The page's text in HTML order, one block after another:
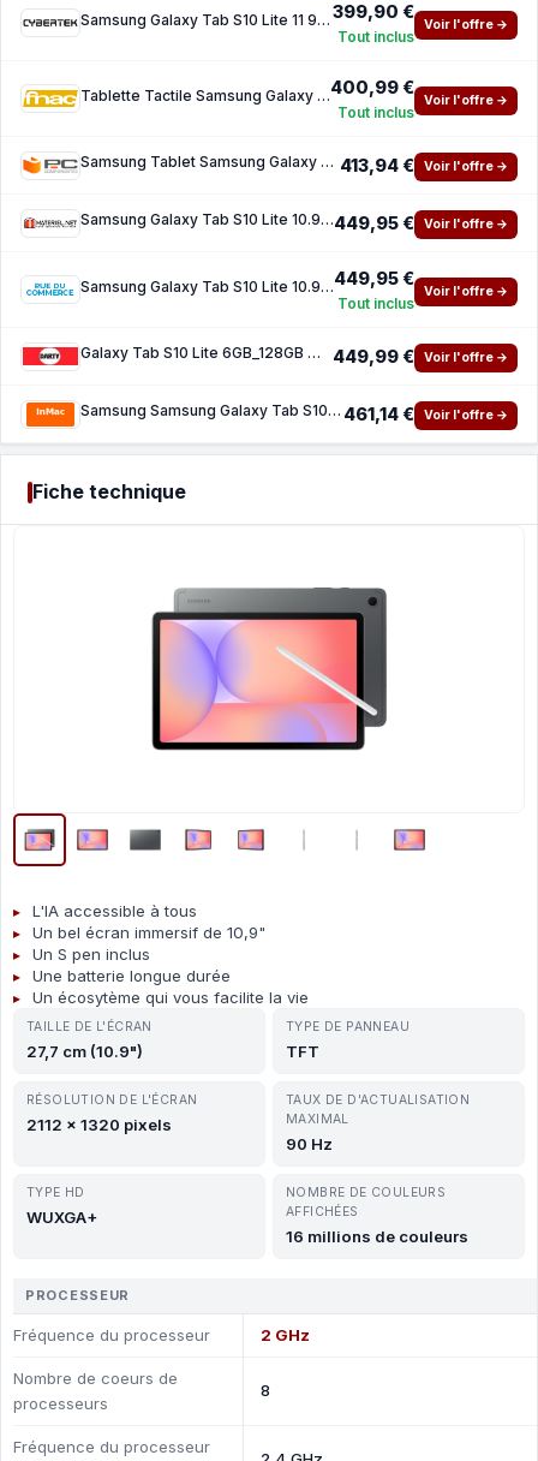
Samsung Galaxy Tab S10 Lite 11 90Hz Spen 6 Go 128Go Gray 399,90 €
Tout inclus
Voir l'offre →
Tablette Tactile Samsung Galaxy Tab S10 Lite 109 Wi-Fi 128 Go Anthracite400,99 €
Tout inclus
Voir l'offre →
Samsung Tablet Samsung Galaxy Tab S10 Lite WiFi 10,9 6GB 128GB Grey Stylus Pen 413,94 € Voir l'offre →
Samsung Galaxy Tab S10 Lite 10.9 SM-X400N Grey WiFi - 128 Go - 6 Go449,95 € Voir l'offre →
Samsung Galaxy Tab S10 Lite 10.9 Wi-Fi - 6 Go 128 Go - Grey449,95 €
Tout inclus
Voir l'offre →
Galaxy Tab S10 Lite 6GB_128GB Wifi GRAY 449,99 € Voir l'offre →
Samsung Samsung Galaxy Tab S10 Lite - tablette - Android 15 - 128 Go - 10.9 461,14 € Voir l'offre →
Fiche technique
L'IA accessible à tous
Un bel écran immersif de 10,9"
Un S pen inclus
Une batterie longue durée
Un écosytème qui vous facilite la vie
TAILLE DE L'ÉCRAN
27,7 cm (10.9")
TYPE DE PANNEAU
TFT
RÉSOLUTION DE L'ÉCRAN
2112 x 1320 pixels
TAUX DE D'ACTUALISATION
MAXIMAL
90 Hz
TYPE HD
WUXGA+
NOMBRE DE COULEURS
AFFICHÉES
16 millions de couleurs
PROCESSEUR
Fréquence du processeur 2 GHz
Nombre de coeurs de
processeurs
8
Fréquence du processeur